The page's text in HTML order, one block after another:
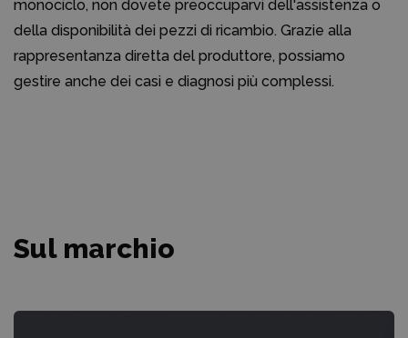
monociclo, non dovete preoccuparvi dell'assistenza o
della disponibilità dei pezzi di ricambio. Grazie alla
rappresentanza diretta del produttore, possiamo
gestire anche dei casi e diagnosi più complessi.
Sul marchio